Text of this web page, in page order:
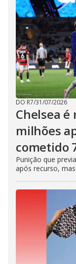
DO R7/31/07/2026
Chelsea é
milhões
cometido
Punição que
após recurso,